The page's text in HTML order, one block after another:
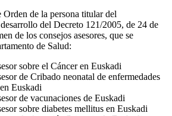
Orden de la persona titular del
del Decreto 121/2005, de 24 de
de los consejos asesores, que se
de Salud:
sobre el Cáncer en Euskadi
de Cribado neonatal de enfermedades
Euskadi
de vacunaciones de Euskadi
sobre diabetes mellitus en Euskadi